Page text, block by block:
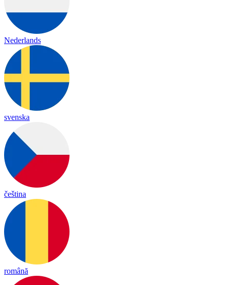
Nederlands
svenska
čeština
română